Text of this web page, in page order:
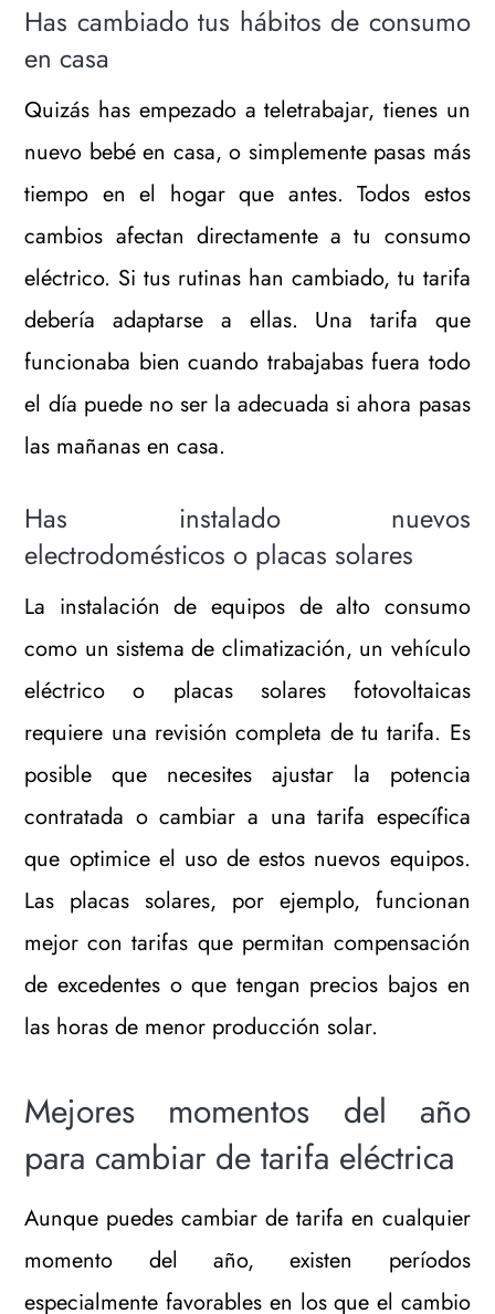
Has cambiado tus hábitos de consumo
en casa
Quizás has empezado a teletrabajar, tienes un
nuevo bebé en casa, o simplemente pasas más
tiempo en el hogar que antes. Todos estos
cambios afectan directamente a tu consumo
eléctrico. Si tus rutinas han cambiado, tu tarifa
debería adaptarse a ellas. Una tarifa que
funcionaba bien cuando trabajabas fuera todo
el día puede no ser la adecuada si ahora pasas
las mañanas en casa.
Has instalado nuevos
electrodomésticos o placas solares
La instalación de equipos de alto consumo
como un sistema de climatización, un vehículo
eléctrico o placas solares fotovoltaicas
requiere una revisión completa de tu tarifa. Es
posible que necesites ajustar la potencia
contratada o cambiar a una tarifa específica
que optimice el uso de estos nuevos equipos.
Las placas solares, por ejemplo, funcionan
mejor con tarifas que permitan compensación
de excedentes o que tengan precios bajos en
las horas de menor producción solar.
Mejores momentos del año
para cambiar de tarifa eléctrica
Aunque puedes cambiar de tarifa en cualquier
momento del año, existen períodos
especialmente favorables en los que el cambio